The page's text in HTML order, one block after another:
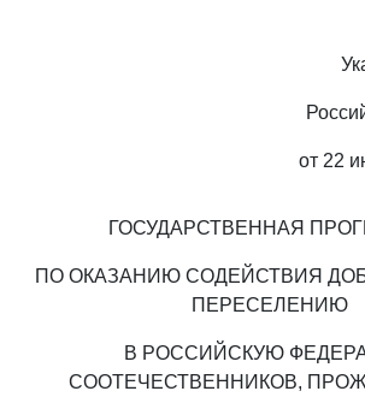
от 22
ГОСУДАРСТВЕННАЯ
ПО ОКАЗАНИЮ СОДЕЙСТВИЯ
ПЕРЕСЕЛЕНИЮ
В РОССИЙСКУЮ
СООТЕЧЕСТВЕННИКОВ,